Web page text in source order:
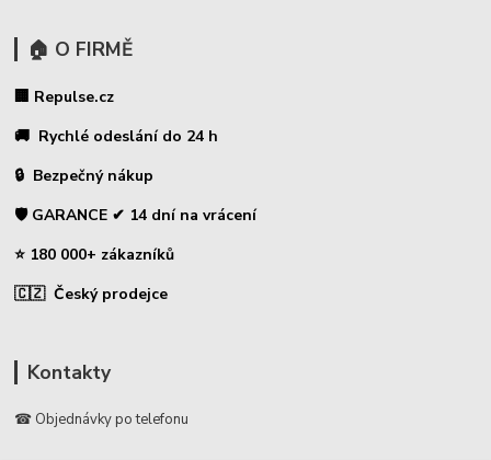
🏠 O FIRMĚ
🏢 Repulse.cz
🚚 Rychlé odeslání do 24 h
🔒 Bezpečný nákup
🛡️ GARANCE ✔ 14 dní na vrácení
⭐ 180 000+ zákazníků
🇨🇿 Český prodejce
Kontakty
☎ Objednávky po telefonu